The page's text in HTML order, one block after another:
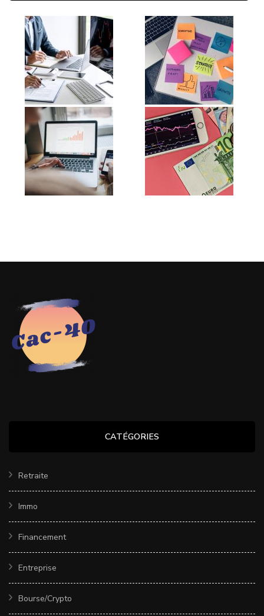
CATÉGORIES
Retraite
Immo
Financement
Entreprise
Bourse/Crypto